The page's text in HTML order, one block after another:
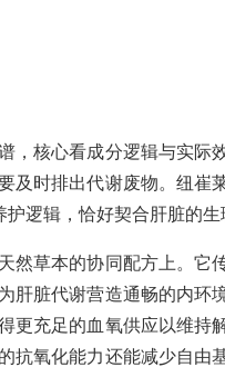
，核心看成分逻辑与实
及时排出代谢废物。纽
护逻辑，恰好契合肝脏的生
然草本的协同配方上。它
肝脏代谢营造通畅的内环
更充足的血氧供应以维
抗氧化能力还能减少自